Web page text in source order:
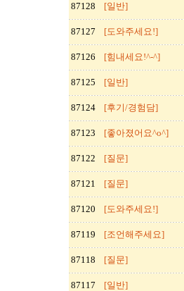
87128 [일반]
87127 [도와주세요!]
87126 [힘내세요!^-^]
87125 [일반]
87124 [후기/경험담]
87123 [좋아졌어요^o^]
87122 [질문]
87121 [질문]
87120 [도와주세요!]
87119 [조언해주세요]
87118 [질문]
87117 [일반]